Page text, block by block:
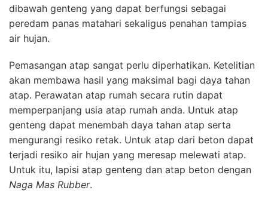
dibawah genteng yang dapat berfungsi sebagai
peredam panas matahari sekaligus penahan tampias
air hujan.
Pemasangan atap sangat perlu diperhatikan. Ketelitian
akan membawa hasil yang maksimal bagi daya tahan
atap. Perawatan atap rumah secara rutin dapat
memperpanjang usia atap rumah anda. Untuk atap
genteng dapat menembah daya tahan atap serta
mengurangi resiko retak. Untuk atap dari beton dapat
terjadi resiko air hujan yang meresap melewati atap.
Untuk itu, lapisi atap genteng dan atap beton dengan
Naga Mas Rubber.